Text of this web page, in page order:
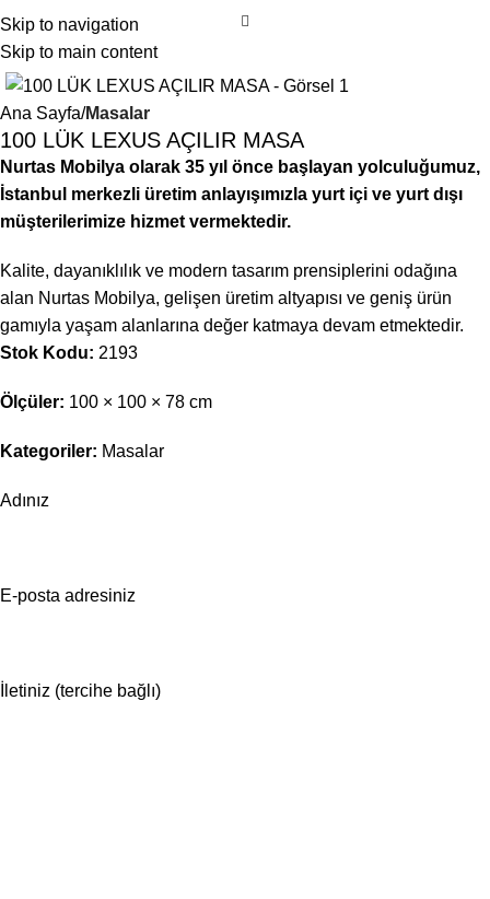
Skip to navigation
Skip to main content
Ana Sayfa Masalar
100 LÜK LEXUS AÇILIR MASA
Nurtas Mobilya olarak 35 yıl önce başlayan yolculuğumuz,
İstanbul merkezli üretim anlayışımızla yurt içi ve yurt dışı
müşterilerimize hizmet vermektedir.
Kalite, dayanıklılık ve modern tasarım prensiplerini odağına
alan Nurtas Mobilya, gelişen üretim altyapısı ve geniş ürün
gamıyla yaşam alanlarına değer katmaya devam etmektedir.
Stok Kodu: 2193
Ölçüler: 100 × 100 × 78 cm
Kategoriler: Masalar
Adınız
E-posta adresiniz
İletiniz (tercihe bağlı)